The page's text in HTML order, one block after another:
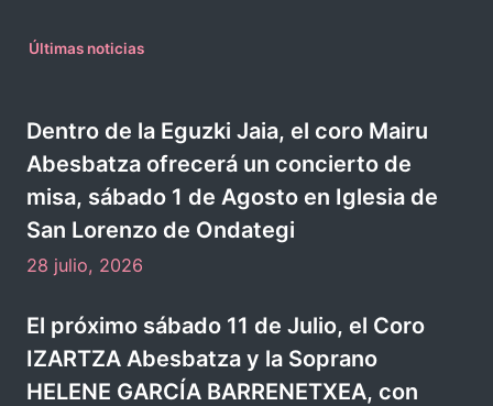
Últimas noticias
Dentro de la Eguzki Jaia, el coro Mairu
Abesbatza ofrecerá un concierto de
misa, sábado 1 de Agosto en Iglesia de
San Lorenzo de Ondategi
28 julio, 2026
El próximo sábado 11 de Julio, el Coro
IZARTZA Abesbatza y la Soprano
HELENE GARCÍA BARRENETXEA, con